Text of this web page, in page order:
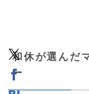
和休が選んだ
ー